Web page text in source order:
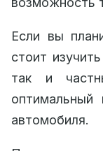
Если вы
стоит
так и
автомобиля.